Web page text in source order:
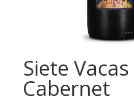
Siete Vacas
Cabernet